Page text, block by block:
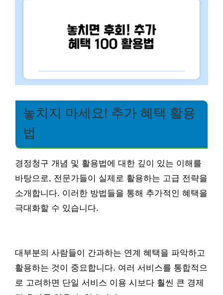
놓치지 마세요! 추가 혜택 활용
법
경정청구 개념 및 활용법에 대한 깊이 있는 이해를
바탕으로, 전문가들이 실제로 활용하는 고급 전략을
소개합니다. 이러한 방법들을 통해 추가적인 혜택을
극대화할 수 있습니다.
대부분의 사람들이 간과하는 연계 혜택을 파악하고
활용하는 것이 중요합니다. 여러 서비스를 통합적으
로 고려하면 단일 서비스 이용 시보다 훨씬 큰 경제